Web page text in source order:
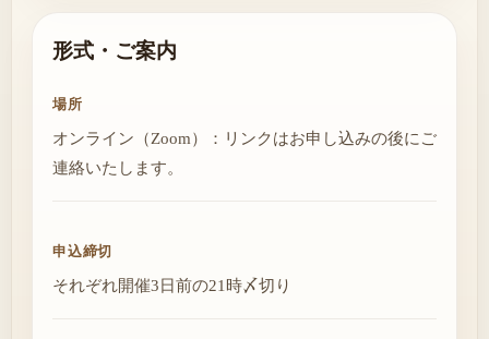
形式・ご案内
場所
オンライン（Zoom）：リンクはお申し込みの後にご
連絡いたします。
申込締切
それぞれ開催3日前の21時〆切り